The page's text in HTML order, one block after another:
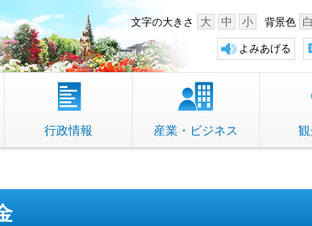
野市 「故郷」のふるさと 背景色 白
文字の大きさ 大 中 小
よみあげる
行政情報 産業・ビジネス